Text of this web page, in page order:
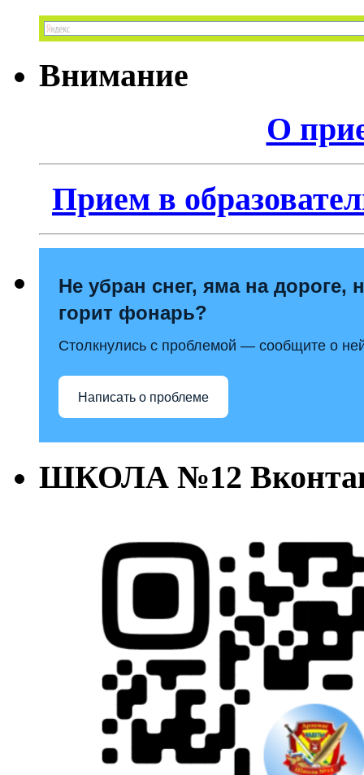
Внимание
О
Прием в
Не убран снег, яма на дороге,
горит фонарь?
Столкнулись с проблемой — сообщите о
Написать о проблеме
ШКОЛА №12